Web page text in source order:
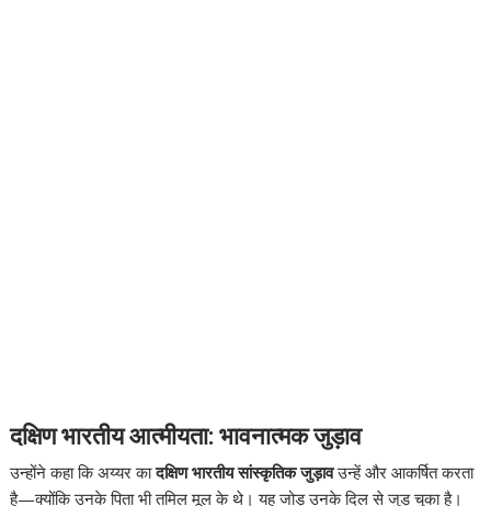
दक्षिण भारतीय आत्मीयता: भावनात्मक जुड़ाव
उन्होंने कहा कि अय्यर कादक्षिण भारतीय सांस्कृतिक जुड़ावउन्हें और आकर्षित करता
है—क्योंकि उनके पिता भी तमिल मूल के थे। यह जोड़ उनके दिल से जुड़ चुका है।